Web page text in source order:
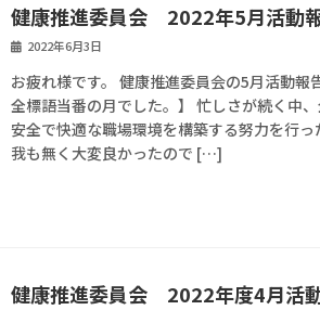
健康推進委員会 2022年5月活動
2022年6月3日
お疲れ様です。 健康推進委員会の5月活動報
全標語当番の月でした。】 忙しさが続く中
安全で快適な職場環境を構築する努力を行
我も無く大変良かったので […]
健康推進委員会 2022年度4月活